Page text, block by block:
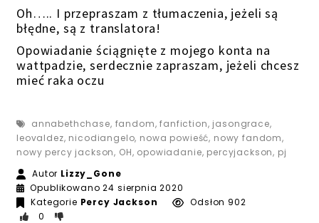
Oh….. I przepraszam z tłumaczenia, jeżeli są
błędne, są z translatora!
Opowiadanie ściągnięte z mojego konta na
wattpadzie, serdecznie zapraszam, jeżeli chcesz
mieć raka oczu
annabethchase, fandom,fanfiction, jasongrace,
leovaldez, nicodiangelo, nowa powieść, nowy fandom,
nowy percy jackson, OH, opowiadanie, percyjackson, pj
Autor Lizzy_Gone
Opublikowano24 sierpnia 2020
Kategorie Percy Jackson
Odsłon 902
0